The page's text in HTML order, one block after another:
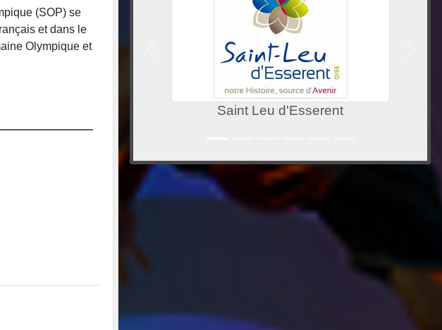
(SOP) se
et dans le
Olympique et
Saint Leu d'Esserent